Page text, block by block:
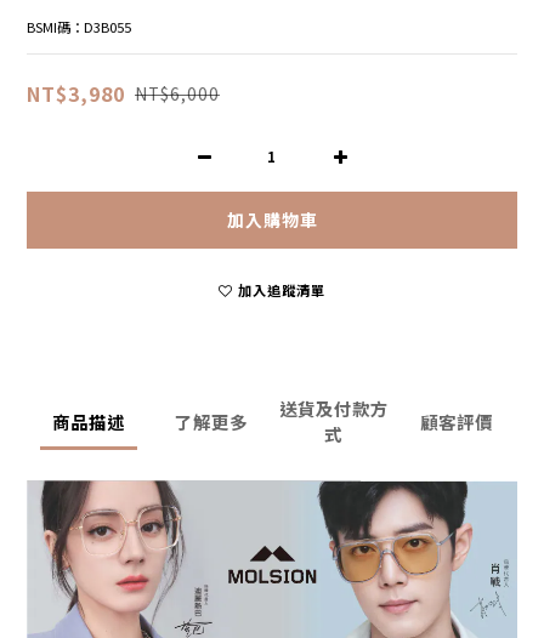
BSMI碼：D3B055
NT$3,980 NT$6,000
加入購物車
加入追蹤清單
商品描述 了解更多
送貨及付款方
式
顧客評價